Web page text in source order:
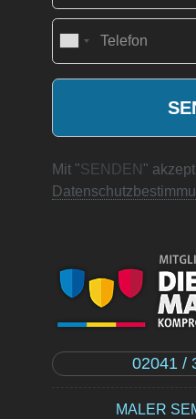
Mit "SENDEN "
02041 /
MALER